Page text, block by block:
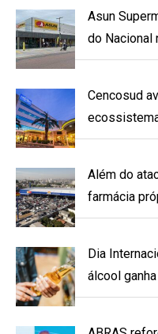
Asun
do Nacional
Cencosud
Além do
farmácia
Dia
álcool